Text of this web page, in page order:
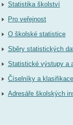
Statistika školství
Pro veřejnost
O školské statistice
Sběry statistických
Statistické výstupy a
Číselníky a klasifikace
Adresáře školských